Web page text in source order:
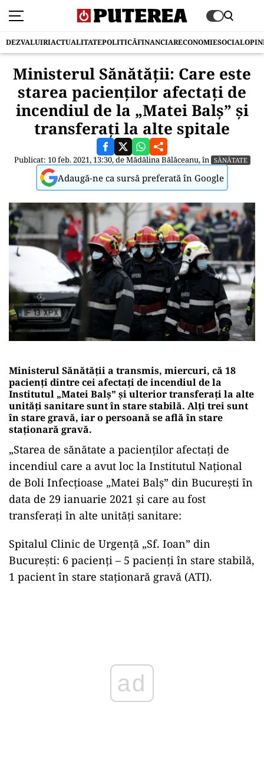
DEZVALUIRIACTUALITATEPOLITICĂFINANCIARECONOMIESOCIAL
Ministerul Sănătății: Care este
starea pacienților afectați de
incendiul de la „Matei Balș” și
transferați la alte spitale
Publicat: 10 feb. 2021, 13:30, deMădălina Bălăceanu, în SĂNĂTATE
Adaugă-ne ca sursă preferată în Google
Ministerul Sănătății a transmis, miercuri, că 18
pacienți dintre cei afectați de incendiul de la
Institutul „Matei Balș” și ulterior transferați la alte
unități sanitare sunt în stare stabilă. Alți trei sunt
în stare gravă, iar o persoană se află în stare
staționară gravă.
„Starea de sănătate a pacienților afectați de
incendiul care a avut loc la Institutul Național
de Boli Infecțioase „Matei Balș” din București în
data de 29 ianuarie 2021 și care au fost
transferați în alte unități sanitare:
Spitalul Clinic de Urgență „Sf. Ioan” din
București: 6 pacienți – 5 pacienți în stare stabilă,
1 pacient în stare staționară gravă (ATI).
ad